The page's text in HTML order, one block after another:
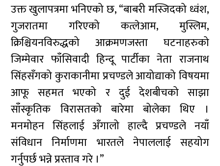
उक्त खुलापत्रमा भनिएको छ, “बाबरी मस्जिदको ध्वंश,
गुजरातमा गरिएको कत्लेआम, मुस्लिम,
क्रिश्चियनविरुद्धको आक्रमणजस्ता घटनाहरुको
जिम्मेवार फाँसिवादी हिन्दू पार्टीका नेता राजनाथ
सिंहसँगको कुराकानीमा प्रचण्डले आयोद्याको विषयमा
आफू सहमत भएको र दुई देशबीचको साझा
साँस्कृतिक विरासतको बारेमा बोलेका थिए ।
मनमोहन सिंहलाई अँगालो हाल्दै प्रचण्डले नयाँ
संविधान निर्माणमा भारतले नेपाललाई सहयोग
गर्नुपर्छ भन्ने प्रस्ताव गरे ।”